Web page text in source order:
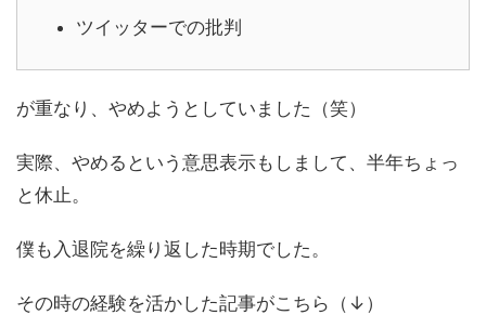
ツイッターでの批判
が重なり、やめようとしていました（笑）
実際、やめるという意思表示もしまして、半年ちょっ
と休止。
僕も入退院を繰り返した時期でした。
その時の経験を活かした記事がこちら（↓）